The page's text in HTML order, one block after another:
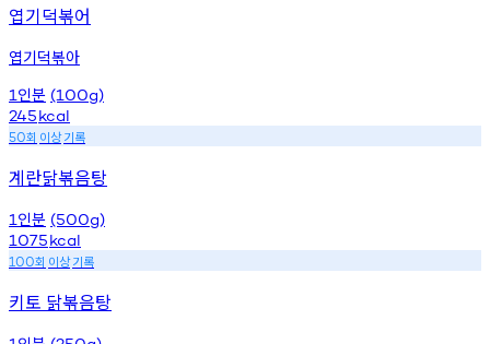
엽기덕볶어
엽기덕볶아
1 인분 (100g)
245kcal
50회 이상기록
계란닭볶음탕
1 인분 (500g)
1075kcal
100회 이상기록
키토 닭볶음탕